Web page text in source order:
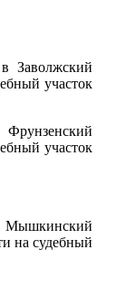
Заволжский
участок
участок
Мышкинский
на судебный